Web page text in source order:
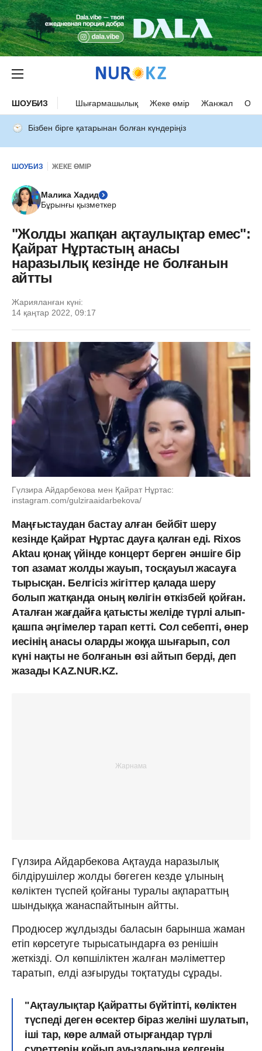
ШОУБИЗ Шығармашылық Жеке өмір Жанжал
Бізбен бірге қатарынан болған күндеріңіз
ШОУБИЗ ЖЕКЕ ӨМІР
Малика Хадид
Бұрынғы қызметкер
"Жолды жапқан ақтаулықтар емес":
Қайрат Нұртастың анасы
наразылық кезінде не болғанын
айтты
Жарияланған күні:
14 қаңтар 2022, 09:17
Гүлзира Айдарбекова мен Қайрат Нұртас:
instagram.com/gulziraaidarbekova/
Маңғыстаудан бастау алған бейбіт шеру
кезінде Қайрат Нұртас дауға қалған еді. Rixos
Aktau қонақ үйінде концерт берген әншіге бір
топ азамат жолды жауып, тосқауыл жасауға
тырысқан. Белгісіз жігіттер қалада шеру
болып жатқанда оның көлігін өткізбей қойған.
Аталған жағдайға қатысты желіде түрлі алып-
қашпа әңгімелер тарап кетті. Сол себепті, өнер
иесінің анасы оларды жоққа шығарып, сол
күні нақты не болғанын өзі айтып берді, деп
жазады KAZ.NUR.KZ.
Гүлзира Айдарбекова Ақтауда наразылық
білдірушілер жолды бөгеген кезде ұлының
көліктен түспей қойғаны туралы ақпараттың
шындыққа жанаспайтынын айтты.
Продюсер жұлдызды баласын барынша жаман
етіп көрсетуге тырысатындарға өз ренішін
жеткізді. Ол көпшіліктен жалған мәліметтер
таратып, елді азғыруды тоқтатуды сұрады.
"Ақтаулықтар Қайратты бүйтіпті, көліктен
түспеді деген өсектер біраз желіні шулатып,
іші тар, көре алмай отырғандар түрлі